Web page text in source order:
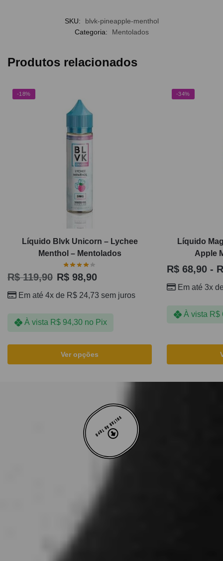
SKU:
blvk-pineapple-menthol
Categoria:
Mentolados
Produtos relacionados
-18%
Líquido Blvk Unicorn – Lychee
Menthol – Mentolados
R$119,90 R$ 98,90
Em até 4x de R$ 24,73 sem juros
À vista R$94,30 no Pix
Ver opções
-34%
Líquido
Apple
R$ 68,90 -
Em até 3x
À vista R$
VOLTAR AO TOPO